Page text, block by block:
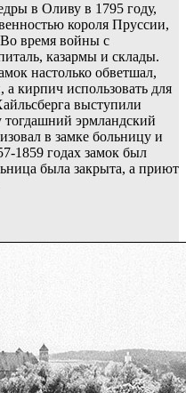
в Оливу в 1795 году,
короля Пруссии,
Во время войны с
казармы и склады.
настолько обветшал,
а кирпич использовать для
выступили
тогдашний эрмландский
в замке больницу и
1859 годах замок был
была закрыта, а приют